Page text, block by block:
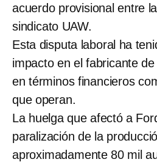
acuerdo provisional entre
sindicato UAW.
Esta disputa laboral ha
impacto en el fabricante
en términos financieros
que operan.
La huelga que afectó a
paralización de la
aproximadamente 80 mil